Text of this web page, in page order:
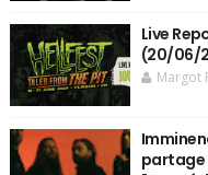
Live
(20/06/
Margot
partage